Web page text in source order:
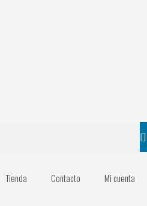
Tienda Contacto Mi cuenta